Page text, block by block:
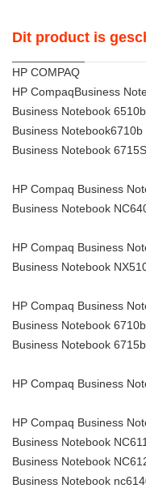
Dit product is
HP COMPAQ
HP CompaqBusiness
Business Notebook
Business
Business Notebook
HP Compaq Business
Business Notebook
HP Compaq Business
Business Notebook
HP Compaq Business
Business Notebook
Business Notebook 6715b
HP Compaq Business
HP Compaq Business
Business Notebook
Business Notebook
Business Notebook